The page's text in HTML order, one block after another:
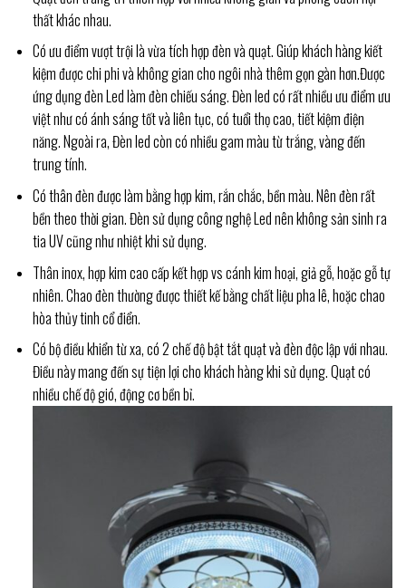
thất khác nhau.
Có ưu điểm vượt trội là vừa tích hợp đèn và quạt. Giúp khách hàng kiết
kiệm được chi phi và không gian cho ngôi nhà thêm gọn gàn hơn.Được
ứng dụng đèn Led làm đèn chiếu sáng. Đèn led có rất nhiều ưu điểm ưu
việt như có ánh sáng tốt và liên tục, có tuổi thọ cao, tiết kiệm điện
năng. Ngoài ra, Đèn led còn có nhiều gam màu từ trắng, vàng đến
trung tính.
Có thân đèn được làm bằng hợp kim, rắn chắc, bền màu. Nên đèn rất
bền theo thời gian. Đèn sử dụng công nghệ Led nên không sản sinh ra
tia UV cũng như nhiệt khi sử dụng.
Thân inox, hợp kim cao cấp kết hợp vs cánh kim hoại, giả gỗ, hoặc gỗ tự
nhiên. Chao đèn thường được thiết kế bằng chất liệu pha lê, hoặc chao
hòa thủy tinh cổ điển.
Có bộ điều khiển từ xa, có 2 chế độ bật tắt quạt và đèn độc lập với nhau.
Điều này mang đến sự tiện lợi cho khách hàng khi sử dụng. Quạt có
nhiều chế độ gió, động cơ bền bỉ.